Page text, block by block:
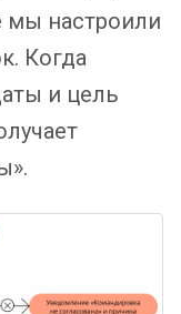
мы настроили
Когда
и цель